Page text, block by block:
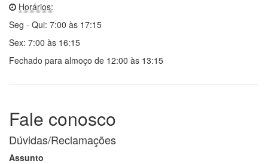
Horários:
Seg - Qui: 7:00 às 17:15
Sex: 7:00 às 16:15
Fechado para almoço de 12:00 às 13:15
Fale conosco
Dúvidas/Reclamações
Assunto